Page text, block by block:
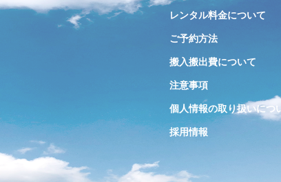
レンタル料金について
ご予約方法
搬入搬出費について
注意事項
個人情報の取り扱いにつ
採用情報